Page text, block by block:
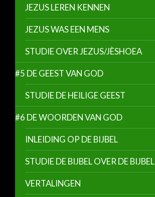
JEZUS LEREN KENNEN
JEZUS WAS EEN MENS
STUDIE OVER JEZUS/JÈSHOEA
#5 DE GEEST VAN GOD
STUDIE DE HEILIGE GEEST
#6 DE WOORDEN VAN GOD
INLEIDING OP DE BIJBEL
STUDIE DE BIJBEL OVER DE BIJBEL
VERTALINGEN